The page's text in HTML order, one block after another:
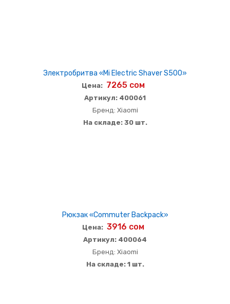
Электробритва «Mi Electric Shaver S500»
Цена: 7265 сом
Артикул: 400061
Бренд: Xiaomi
На складе: 30 шт.
Рюкзак «Commuter Backpack»
Цена: 3916 сом
Артикул: 400064
Бренд: Xiaomi
На складе: 1 шт.